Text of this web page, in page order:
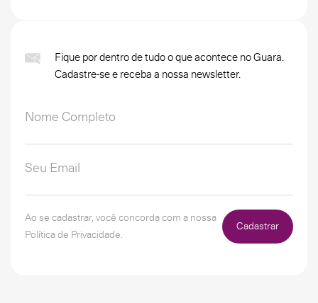
Fique por dentro de tudo o que acontece no Guara.
Cadastre-se e receba a nossa newsletter.
Ao se cadastrar, você concorda com a nossa
Política de Privacidade.
Cadastrar